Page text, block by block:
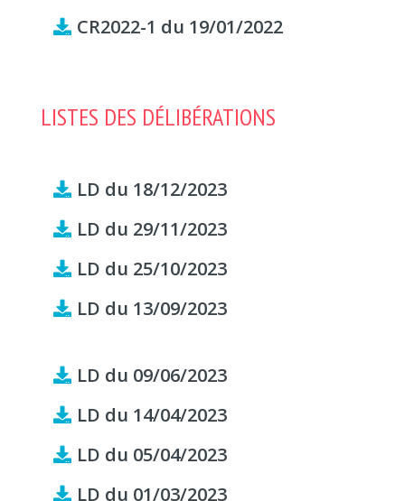
CR2022-1 du 19/01/2022
LISTES DES DÉLIBÉRATIONS
LD du 18/12/2023
LD du 29/11/2023
LD du 25/10/2023
LD du 13/09/2023
LD du 09/06/2023
LD du 14/04/2023
LD du 05/04/2023
LD du 01/03/2023